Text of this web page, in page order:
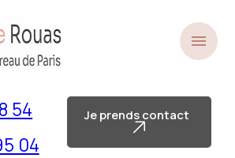
menu
54
04
Je prends contact